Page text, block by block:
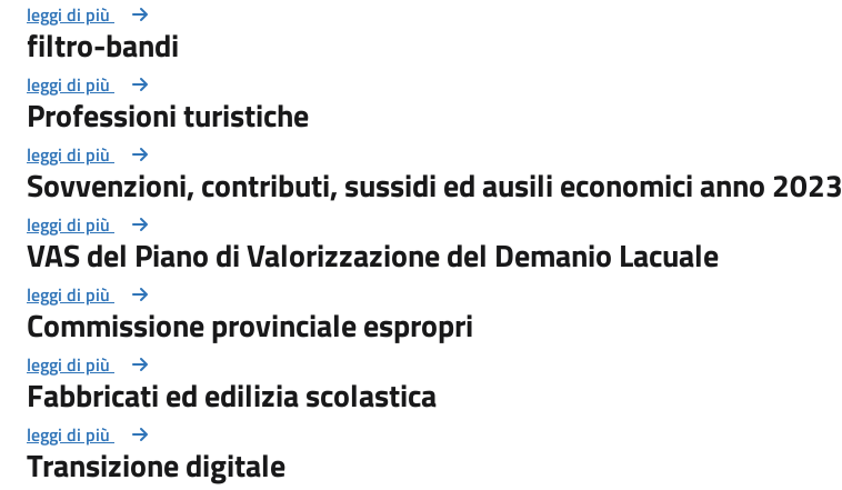
leggi di più
filtro-bandi
leggi di più
Professioni turistiche
leggi di più
Sovvenzioni, contributi, sussidi ed ausili economici anno 2023
leggi di più
VAS del Piano di Valorizzazione del Demanio Lacuale
leggi di più
Commissione provinciale espropri
leggi di più
Fabbricati ed edilizia scolastica
leggi di più
Transizione digitale